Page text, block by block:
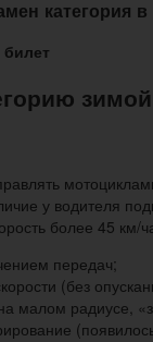
категория в
зимой
у водителя
более 45 км/
передач;
(без
малом радиусе,